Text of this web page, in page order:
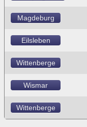
Magdeburg
Eilsleben
Wittenberge
Wismar
Wittenberge